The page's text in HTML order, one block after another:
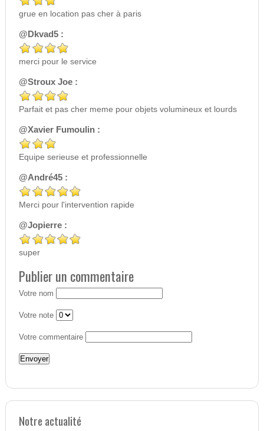
grue en location pas cher à paris
@Dkvad5 :
merci pour le service
@Stroux Joe :
Parfait et pas cher meme pour objets volumineux et lourds
@Xavier Fumoulin :
Equipe serieuse et professionnelle
@André45 :
Merci pour l'intervention rapide
@Jopierre :
super
Publier un commentaire
Votre nom
Votre note
Votre commentaire
Notre actualité